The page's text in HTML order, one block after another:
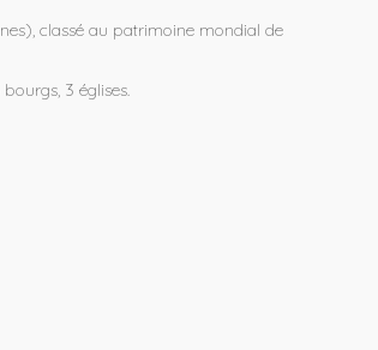
classé au patrimoine mondial de
3 églises.